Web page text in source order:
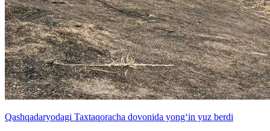
Qashqadaryodagi Taxtaqoracha dovonida yong‘in yuz berdi